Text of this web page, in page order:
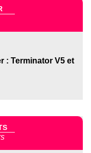
: Terminator V5 et